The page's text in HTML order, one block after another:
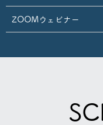
ZOOMウェビナー